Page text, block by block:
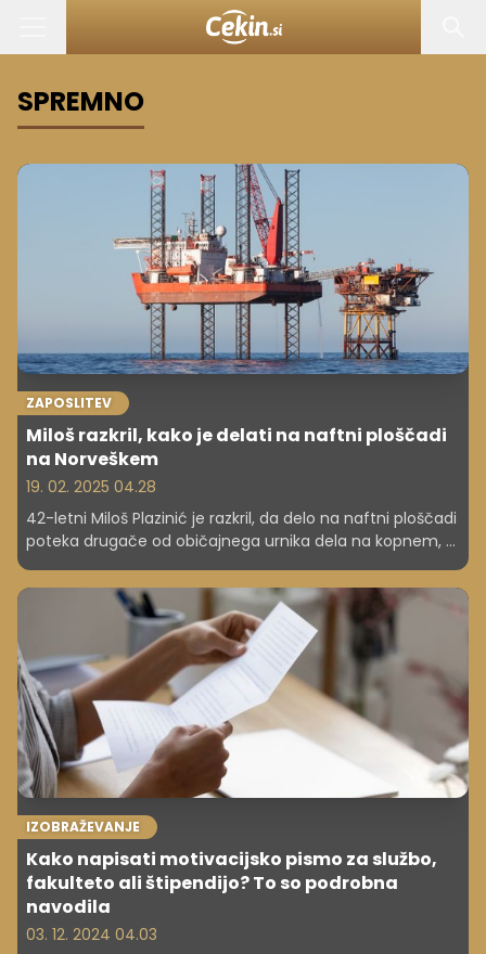
SPREMNO
ZAPOSLITEV
Miloš razkril, kako je delati na naftni ploščadi
na Norveškem
19. 02. 2025 04.28
42-letni Miloš Plazinić je razkril, da delo na naftni ploščadi
poteka drugače od običajnega urnika dela na kopnem, ki
traja od ponedeljka do petka. Kako je videti delovni dan
zaposlenega na naftni ploščadi? Kako je poskrbljeno za
varnost? Kaj počnejo na ploščadi, ko je njihove dnevne
IZOBRAŽEVANJE
Kako napisati motivacijsko pismo za službo,
fakulteto ali štipendijo? To so podrobna
navodila
03. 12. 2024 04.03